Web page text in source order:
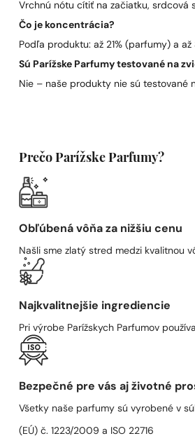
Vrchnú nótu cítiť na začiatku, srdcová
Čo je koncentrácia?
Podľa produktu: až 21% (parfumy) a
Sú Parížske Parfumy testované na
Nie – naše produkty nie sú testované
Prečo Parížske Parfumy?
Obľúbená vôňa za nižšiu cenu
Našli sme zlatý stred medzi kvalitnou
Najkvalitnejšie ingrediencie
Pri výrobe Parížskych Parfumov
Bezpečné pre vás aj životné
Všetky naše parfumy sú vyrobené v
(EÚ) č. 1223/2009 a ISO 22716